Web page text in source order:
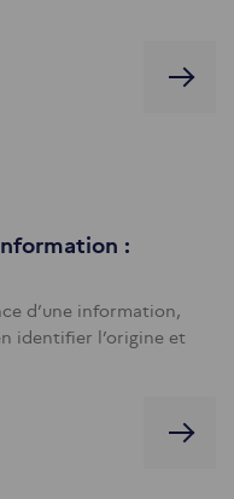
:
d’une information,
identifier l’origine et